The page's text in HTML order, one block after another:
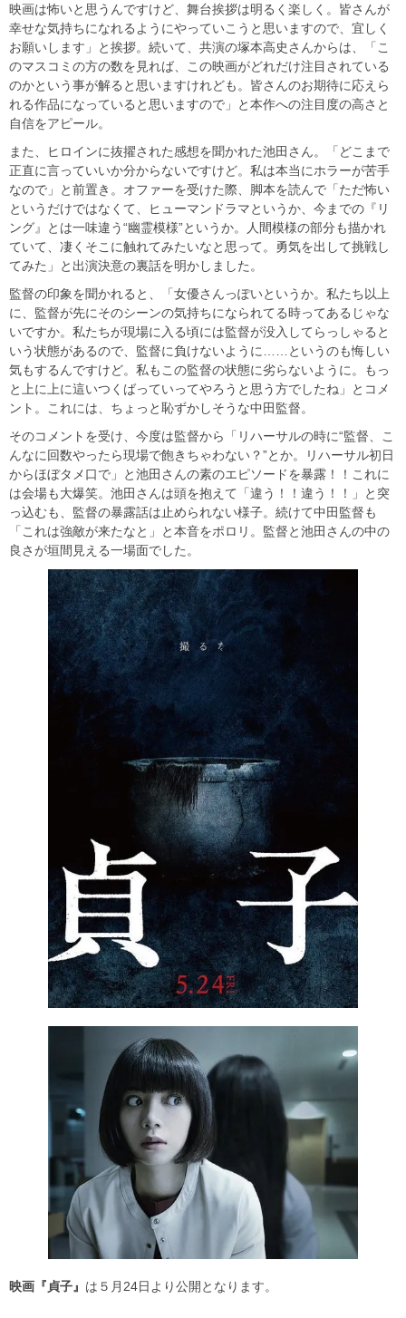
映画は怖いと思うんですけど、舞台挨拶は明るく楽しく。皆さんが
幸せな気持ちになれるようにやっていこうと思いますので、宜しく
お願いします」と挨拶。続いて、共演の塚本高史さんからは、「こ
のマスコミの方の数を見れば、この映画がどれだけ注目されている
のかという事が解ると思いますけれども。皆さんのお期待に応えら
れる作品になっていると思いますので」と本作への注目度の高さと
自信をアピール。
また、ヒロインに抜擢された感想を聞かれた池田さん。「どこまで
正直に言っていいか分からないですけど。私は本当にホラーが苦手
なので」と前置き。オファーを受けた際、脚本を読んで「ただ怖い
というだけではなくて、ヒューマンドラマというか、今までの『リ
ング』とは一味違う“幽霊模様”というか。人間模様の部分も描かれ
ていて、凄くそこに触れてみたいなと思って。勇気を出して挑戦し
てみた」と出演決意の裏話を明かしました。
監督の印象を聞かれると、「女優さんっぽいというか。私たち以上
に、監督が先にそのシーンの気持ちになられてる時ってあるじゃな
いですか。私たちが現場に入る頃には監督が没入してらっしゃると
いう状態があるので、監督に負けないように……というのも悔しい
気もするんですけど。私もこの監督の状態に劣らないように。もっ
と上に上に這いつくばっていってやろうと思う方でしたね」とコメ
ント。これには、ちょっと恥ずかしそうな中田監督。
そのコメントを受け、今度は監督から「リハーサルの時に“監督、こ
んなに回数やったら現場で飽きちゃわない？”とか。リハーサル初日
からほぼタメ口で」と池田さんの素のエピソードを暴露！！これに
は会場も大爆笑。池田さんは頭を抱えて「違う！！違う！！」と突
っ込むも、監督の暴露話は止められない様子。続けて中田監督も
「これは強敵が来たなと」と本音をポロリ。監督と池田さんの中の
良さが垣間見える一場面でした。
映画『貞子』 は５月24日より公開となります。